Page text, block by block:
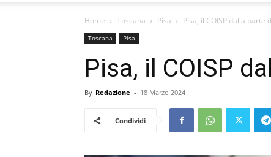
Home Toscana Pisa Pisa, il COISP dalla parte
Toscana Pisa
Pisa, il COISP
By Redazione - 18 Marzo 2024
Condividi